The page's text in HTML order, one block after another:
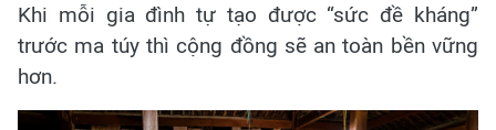
Khi mỗi gia đình tự tạo được “sức đề kháng”
trước ma túy thì cộng đồng sẽ an toàn bền vững
hơn.